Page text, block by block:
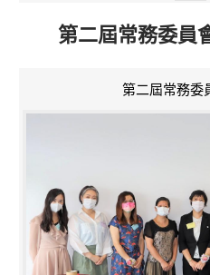
第二屆常務委
第二屆常務委